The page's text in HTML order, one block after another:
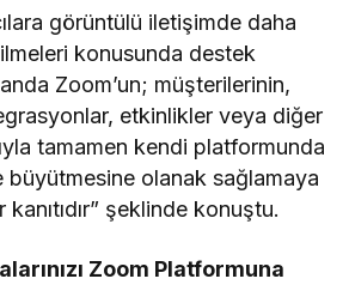
görüntülü iletişimde daha
konusunda destek
Zoom’un; müşterilerinin,
etkinlikler veya diğer
tamamen kendi platformunda
büyütmesine olanak sağlamaya
kanıtıdır” şeklinde konuştu.
Zoom Platformuna